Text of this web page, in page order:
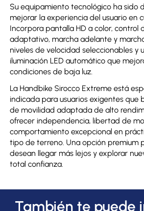
Su equipamiento tecnológico ha sido
mejorar la experiencia del usuario en
Incorpora pantalla HD a color, control
adaptativo, marcha adelante y
niveles de velocidad seleccionables y
iluminación LED automático que
condiciones de baja luz.
La Handbike Sirocco Extreme está
indicada para usuarios exigentes que
de movilidad adaptada de alto
ofrecer independencia, libertad de
comportamiento excepcional en
tipo de terreno. Una opción premium
desean llegar más lejos y explorar
total confianza.
También te puede